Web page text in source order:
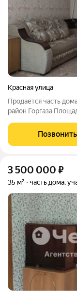
Красная улица
Продаётся часть
район Горгаза
участке кирпичная
удобствами: сан.
Позвонить
3 500 000 ₽
35 м² часть дома,